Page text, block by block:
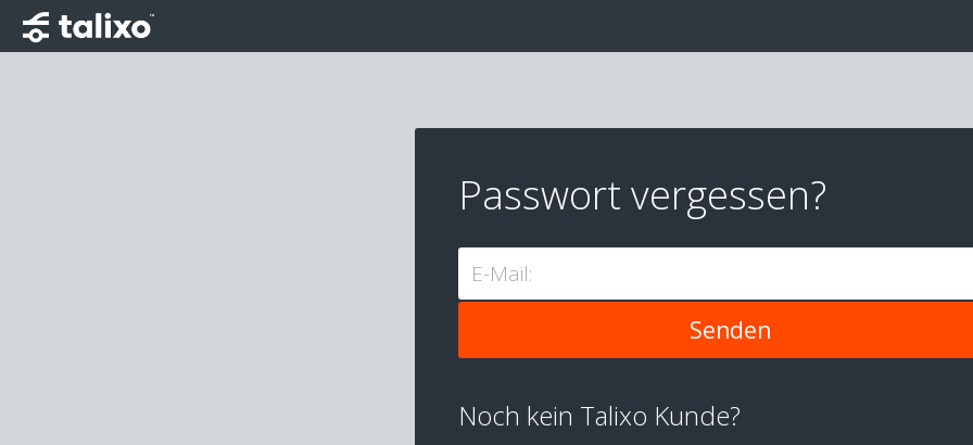
Passwort vergessen?
E-Mail:
Noch kein Talixo Kunde?